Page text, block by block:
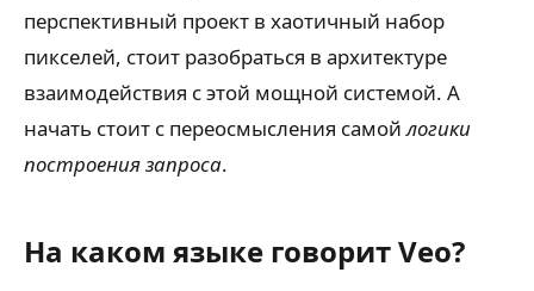
перспективный проект в хаотичный набор
пикселей, стоит разобраться в архитектуре
взаимодействия с этой мощной системой. А
начать стоит с переосмысления самойлогики
построения запроса.
На каком языке говорит Veo?